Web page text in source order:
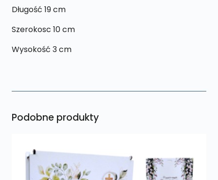
Długość 19 cm
Szerokosc 10 cm
Wysokość 3 cm
Podobne produkty